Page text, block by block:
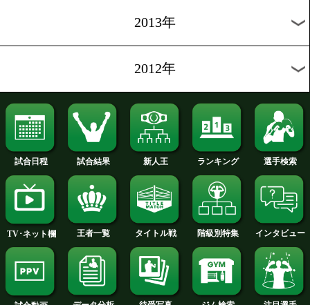
2018年
2017年
2016年
2015年
2014年